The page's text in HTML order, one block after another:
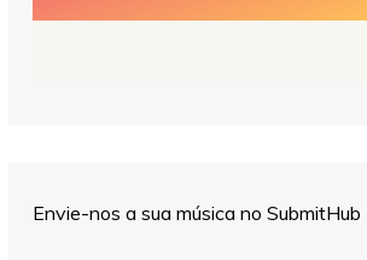
Envie-nos a sua música no SubmitHub